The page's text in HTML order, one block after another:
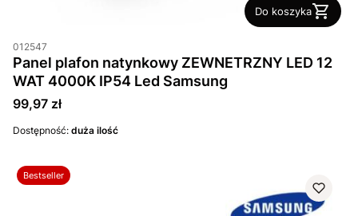
Do koszyka
012547
Panel plafon natynkowy ZEWNETRZNY LED 12
WAT 4000K IP54 Led Samsung
Cena
99,97 zł
Dostępność: duża ilość
Bestseller